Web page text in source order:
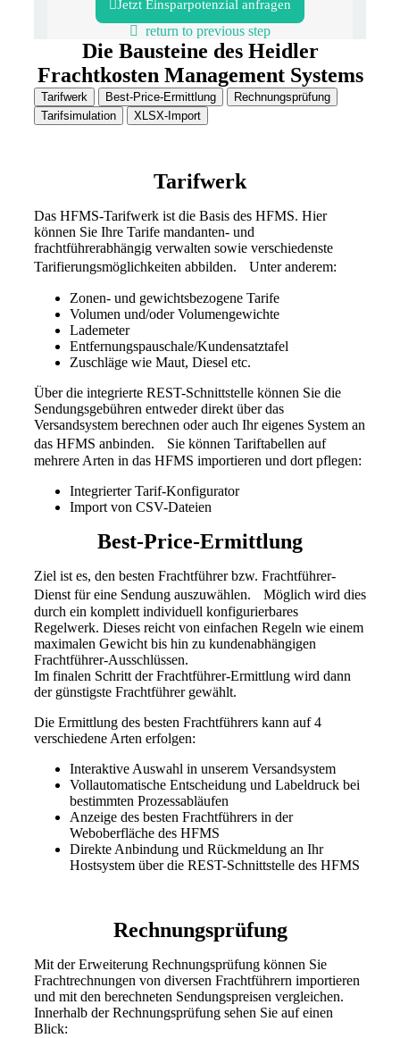
Jetzt Einsparpotenzial anfragen
return to previous step
Die Bausteine des Heidler
Frachtkosten Management Systems
Tarifwerk Best-Price-Ermittlung
Rechnungsprüfung
Tarifsimulation
XLSX-Import
Tarifwerk
Das HFMS-Tarifwerk ist die Basis des HFMS. Hier
können Sie Ihre Tarife mandanten- und
frachtführerabhängig verwalten sowie verschiedenste
Tarifierungsmöglichkeiten abbilden. Unter anderem:
Zonen- und gewichtsbezogene Tarife
Volumen und/oder Volumengewichte
Lademeter
Entfernungspauschale/Kundensatztafel
Zuschläge wie Maut, Diesel etc.
Über die integrierte REST-Schnittstelle können Sie die
Sendungsgebühren entweder direkt über das
Versandsystem berechnen oder auch Ihr eigenes System an
das HFMS anbinden. Sie können Tariftabellen auf
mehrere Arten in das HFMS importieren und dort pflegen:
Integrierter Tarif-Konfigurator
Import von CSV-Dateien
Best-Price-Ermittlung
Ziel ist es, den besten Frachtführer bzw. Frachtführer-
Dienst für eine Sendung auszuwählen. Möglich wird dies
durch ein komplett individuell konfigurierbares
Regelwerk. Dieses reicht von einfachen Regeln wie einem
maximalen Gewicht bis hin zu kundenabhängigen
Frachtführer-Ausschlüssen.
Im finalen Schritt der Frachtführer-Ermittlung wird dann
der günstigste Frachtführer gewählt.
Die Ermittlung des besten Frachtführers kann auf 4
verschiedene Arten erfolgen:
Interaktive Auswahl in unserem Versandsystem
Vollautomatische Entscheidung und Labeldruck bei
bestimmten Prozessabläufen
Anzeige des besten Frachtführers in der
Weboberfläche des HFMS
Direkte Anbindung und Rückmeldung an Ihr
Hostsystem über die REST-Schnittstelle des HFMS
Rechnungsprüfung
Mit der Erweiterung Rechnungsprüfung können Sie
Frachtrechnungen von diversen Frachtführern importieren
und mit den berechneten Sendungspreisen vergleichen.
Innerhalb der Rechnungsprüfung sehen Sie auf einen
Blick: